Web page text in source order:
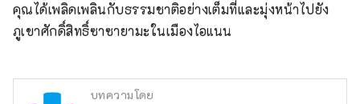
คุณได้เพลิดเพลินกับธรรมชาติอย่างเต็มที่และมุ่งหน้าไปยัง
ภูเขาศักดิ์สิทธิ์ซาซายามะในเมืองไอแนน
บทความโดย